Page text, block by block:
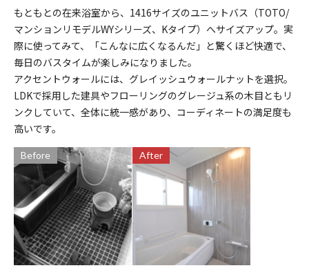
もともとの在来浴室から、1416サイズのユニットバス（TOTO/
マンションリモデルWYシリーズ、Kタイプ）へサイズアップ。実
際に使ってみて、「こんなに広くなるんだ」と驚くほど快適で、
毎日のバスタイムが楽しみになりました。
アクセントウォールには、グレイッシュウォールナットを選択。
LDKで採用した建具やフローリングのグレージュ系の木目ともリ
ンクしていて、全体に統一感があり、コーディネートの満足度も
高いです。
Before After